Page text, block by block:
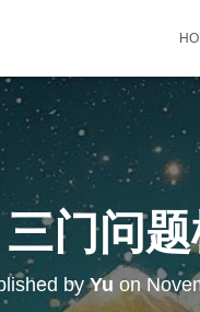
三门问
byYu on